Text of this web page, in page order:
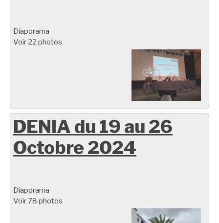
Diaporama
Voir 22 photos
DENIA du 19 au 26
Octobre 2024
Diaporama
Voir 78 photos